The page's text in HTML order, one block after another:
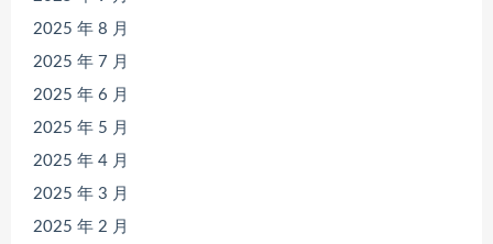
2025 年 8 月
2025 年 7 月
2025 年 6 月
2025 年 5 月
2025 年 4 月
2025 年 3 月
2025 年 2 月